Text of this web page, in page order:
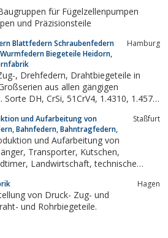
für Fügelzellenpumpen
und Präzisionsteile
Blattfedern Schraubenfedern
Biegeteile Heidorn,
Hamburg
wie Hastelloy, Inconel, CuBe auf Anfrage.Blattfedern, Stanz-, u....
und Aufarbeitung von
Bahnfedern, Bahntragfedern,
Staßfurt
und Aufarbeitung von
Hagen
von Druck- Zug- und
sowie Draht- und Rohrbiegeteile.